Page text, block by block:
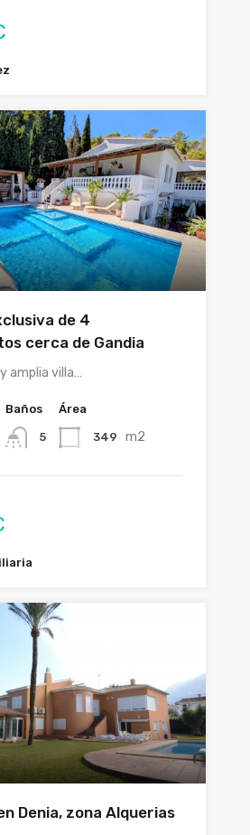
de 4
cerca de Gandia
amplia villa…
Baños
5
Área
349 m2
Denia, zona Alquerias